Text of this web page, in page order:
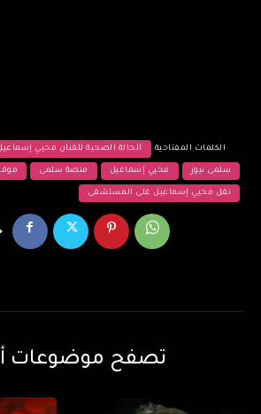
الكلمات المفتاحية الحالة الصحية للفنان محيي
سلمى نيوز محيي إسماعيل منصة سلمى
نقل محيي إسماعيل غلى المستشفى
تصفح موضوعات